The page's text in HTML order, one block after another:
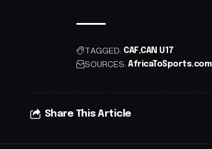
TAGGED: CAF CAN U17
SOURCES: AfricaToSports.com
Share This Article